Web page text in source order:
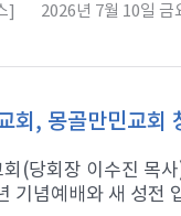
] 2026년 7월 10일 금
회, 몽골만민교회
(당회장 이수진 목
기념예배와 새 성전